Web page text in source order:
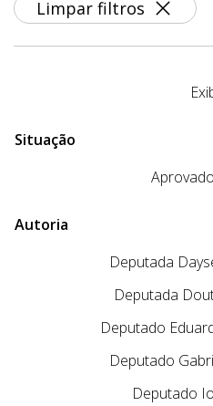
Limpar filtros
Situação
Autoria
Deputada
Deputada
Deputado
Deputado
Deputado